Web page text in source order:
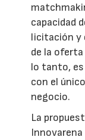
capacidad
licitación y
de la
lo tanto, es
con el
negocio.
La